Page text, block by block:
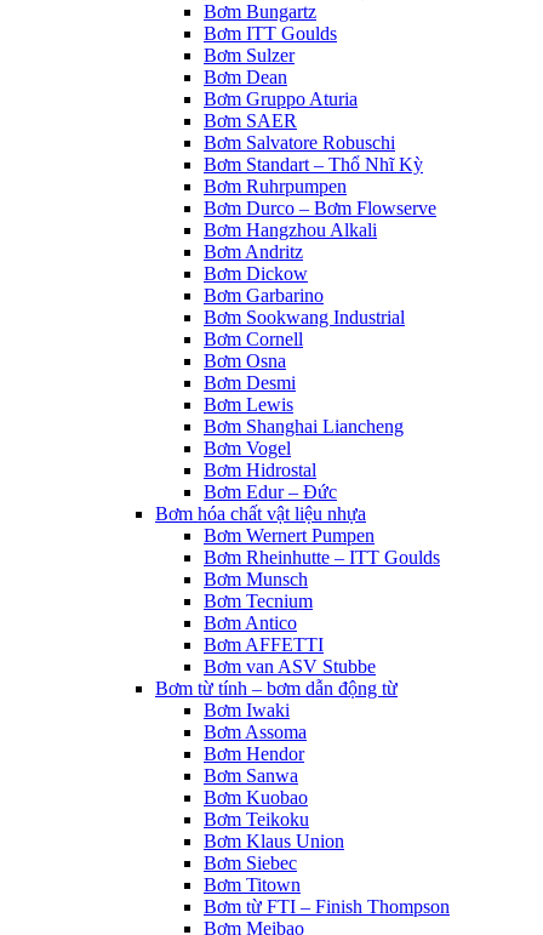
Bơm Bungartz
Bơm ITT Goulds
Bơm Sulzer
Bơm Dean
Bơm Gruppo Aturia
Bơm SAER
Bơm Salvatore Robuschi
Bơm Standart – Thổ Nhĩ Kỳ
Bơm Ruhrpumpen
Bơm Durco – Bơm Flowserve
Bơm Hangzhou Alkali
Bơm Andritz
Bơm Dickow
Bơm Garbarino
Bơm Sookwang Industrial
Bơm Cornell
Bơm Osna
Bơm Desmi
Bơm Lewis
Bơm Shanghai Liancheng
Bơm Vogel
Bơm Hidrostal
Bơm Edur – Đức
Bơm hóa chất vật liệu nhựa
Bơm Wernert Pumpen
Bơm Rheinhutte – ITT Goulds
Bơm Munsch
Bơm Tecnium
Bơm Antico
Bơm AFFETTI
Bơm van ASV Stubbe
Bơm từ tính – bơm dẫn động từ
Bơm Iwaki
Bơm Assoma
Bơm Hendor
Bơm Sanwa
Bơm Kuobao
Bơm Teikoku
Bơm Klaus Union
Bơm Siebec
Bơm Titown
Bơm từ FTI – Finish Thompson
Bơm Meibao